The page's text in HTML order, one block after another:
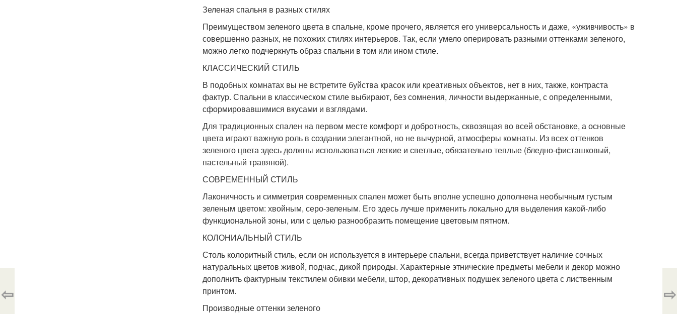
Зеленая спальня в разных стилях
Преимуществом зеленого цвета в спальне, кроме прочего, является его универсальность и даже, «уживчивость» в
совершенно разных, не похожих стилях интерьеров. Так, если умело оперировать разными оттенками зеленого,
можно легко подчеркнуть образ спальни в том или ином стиле.
КЛАССИЧЕСКИЙ СТИЛЬ
В подобных комнатах вы не встретите буйства красок или креативных объектов, нет в них, также, контраста
фактур. Спальни в классическом стиле выбирают, без сомнения, личности выдержанные, с определенными,
сформировавшимися вкусами и взглядами.
Для традиционных спален на первом месте комфорт и добротность, сквозящая во всей обстановке, а основные
цвета играют важную роль в создании элегантной, но не вычурной, атмосферы комнаты. Из всех оттенков
зеленого цвета здесь должны использоваться легкие и светлые, обязательно теплые (бледно-фисташковый,
пастельный травяной).
СОВРЕМЕННЫЙ СТИЛЬ
Лаконичность и симметрия современных спален может быть вполне успешно дополнена необычным густым
зеленым цветом: хвойным, серо-зеленым. Его здесь лучше применить локально для выделения какой-либо
функциональной зоны, или с целью разнообразить помещение цветовым пятном.
КОЛОНИАЛЬНЫЙ СТИЛЬ
Столь колоритный стиль, если он используется в интерьере спальни, всегда приветствует наличие сочных
натуральных цветов живой, подчас, дикой природы. Характерные этнические предметы мебели и декор можно
дополнить фактурным текстилем обивки мебели, штор, декоративных подушек зеленого цвета с лиственным
принтом.
Производные оттенки зеленого
⇦ ⇨